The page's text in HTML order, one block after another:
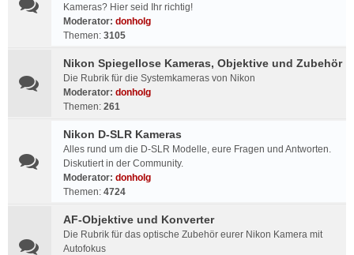
Kameras? Hier seid Ihr richtig!
Moderator: donholg
Themen: 3105
Nikon Spiegellose Kameras, Objektive und Zubehör
Die Rubrik für die Systemkameras von Nikon
Moderator: donholg
Themen: 261
Nikon D-SLR Kameras
Alles rund um die D-SLR Modelle, eure Fragen und Antworten.
Diskutiert in der Community.
Moderator: donholg
Themen: 4724
AF-Objektive und Konverter
Die Rubrik für das optische Zubehör eurer Nikon Kamera mit
Autofokus